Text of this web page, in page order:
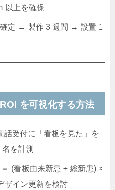
以上を確保
定 → 製作 3 週間 → 設置 1
を可視化する方法
話受付に「看板を見た」を
を計測
(看板由来新患 ÷ 総新患) ×
ザイン更新を検討